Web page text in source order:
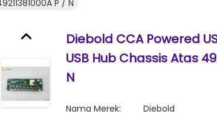
P / N
Diebold CCA Powered
USB Hub Chassis Atas
N
Nama Merek: Diebold